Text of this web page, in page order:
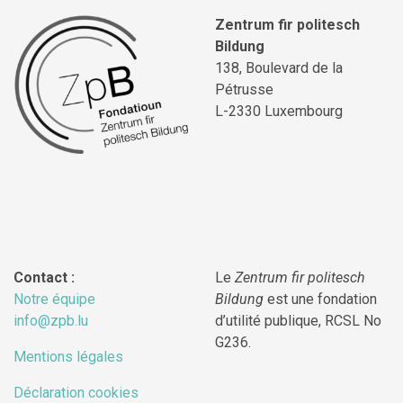
Zentrum fir politesch
Bildung
138, Boulevard de la
Pétrusse
L-2330 Luxembourg
Contact :
Notre équipe
info@zpb.lu
Mentions légales
Déclaration cookies
Le Zentrum fir politesch
Bildung est une fondation
d’utilité publique, RCSL No
G236.